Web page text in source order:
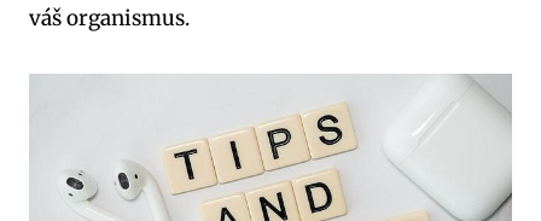
váš organismus.